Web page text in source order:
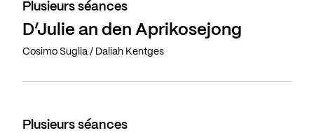
Plusieurs séances
D’Julie an den Aprikosejong
Cosimo Suglia / Daliah Kentges
Plusieurs séances